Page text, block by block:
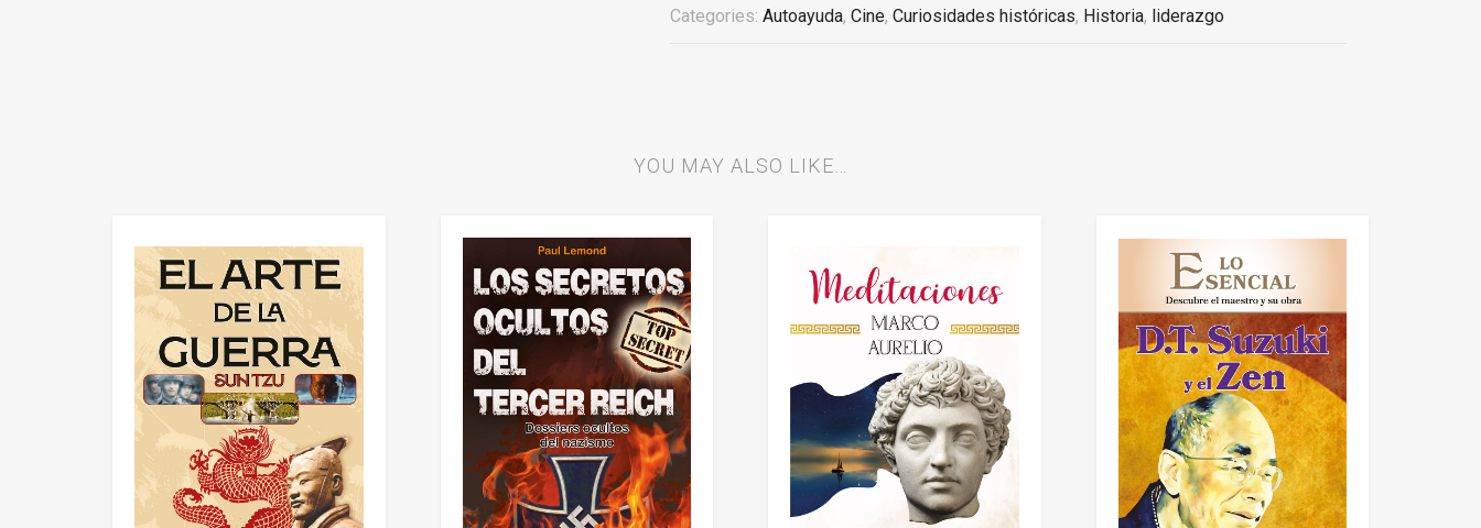
Categories: Autoayuda, Cine, Curiosidades históricas, Historia, liderazgo
YOU MAY ALSO LIKE…